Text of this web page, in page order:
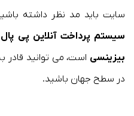
سایت باید مد نظر داشته
سیستم پرداخت آنلاین پی پال
بیزینسی است، می توانید قادر
در سطح جهان باشید.